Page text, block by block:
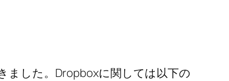
ました。Dropboxに関しては以下の